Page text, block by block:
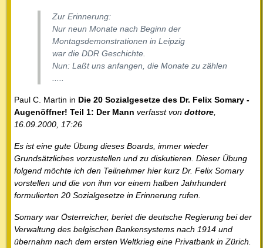
Zur Erinnerung:
Nur neun Monate nach Beginn der
Montagsdemonstrationen in Leipzig
war die DDR Geschichte.
Nun: Laßt uns anfangen, die Monate zu zählen
Paul C. Martin in Die 20 Sozialgesetze des Dr. Felix Somary -
Augenöffner! Teil 1: Der Mann verfasst von dottore
16.09.2000, 17:26
Es ist eine gute Übung dieses Boards, immer wieder
Grundsätzliches vorzustellen und zu diskutieren. Dieser Übung
folgend möchte ich den Teilnehmer hier kurz Dr. Felix Somary
vorstellen und die von ihm vor einem halben Jahrhundert
formulierten 20 Sozialgesetze in Erinnerung rufen.
Somary war Österreicher, beriet die deutsche Regierung bei der
Verwaltung des belgischen Bankensystems nach 1914 und
übernahm nach dem ersten Weltkrieg eine Privatbank in Zürich.